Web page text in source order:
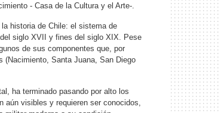
- Casa de la Cultura y el Arte-.
historia de Chile: el sistema de
siglo XVII y fines del siglo XIX. Pese
de sus componentes que, por
(Nacimiento, Santa Juana, San Diego
ha terminado pasando por alto los
aún visibles y requieren ser conocidos,